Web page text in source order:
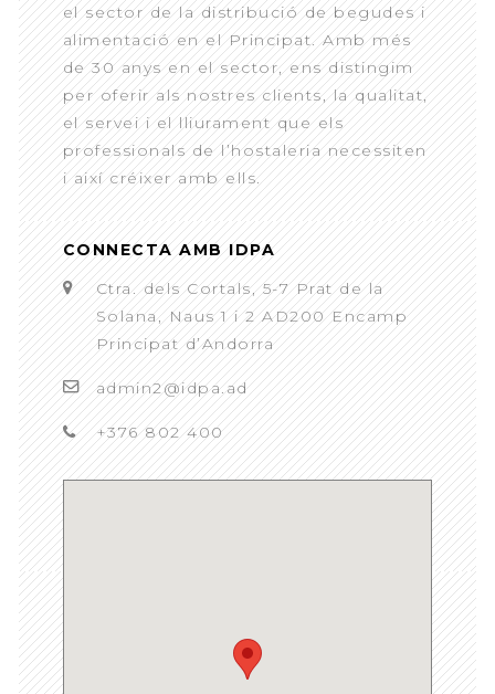
el sector de la distribució de begudes i
alimentació en el Principat. Amb més
de 30 anys en el sector, ens distingim
per oferir als nostres clients, la qualitat,
el servei i el lliurament que els
professionals de l’hostaleria necessiten
i així créixer amb ells.
CONNECTA AMB IDPA
Ctra. dels Cortals, 5-7 Prat de la
Solana, Naus 1 i 2 AD200 Encamp
Principat d’Andorra
admin2@idpa.ad
+376 802 400